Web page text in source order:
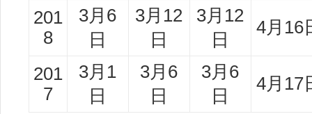
201
8
3月6
日
3月12
日
3月12
日
4月16
201
7
3月1
日
3月6
日
3月6
日
4月17